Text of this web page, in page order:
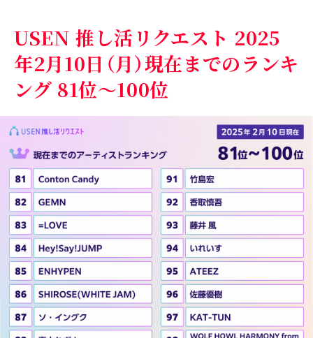
USEN 推し活リクエスト 2025
年2月10日（月）現在までのランキ
ング 81位～100位